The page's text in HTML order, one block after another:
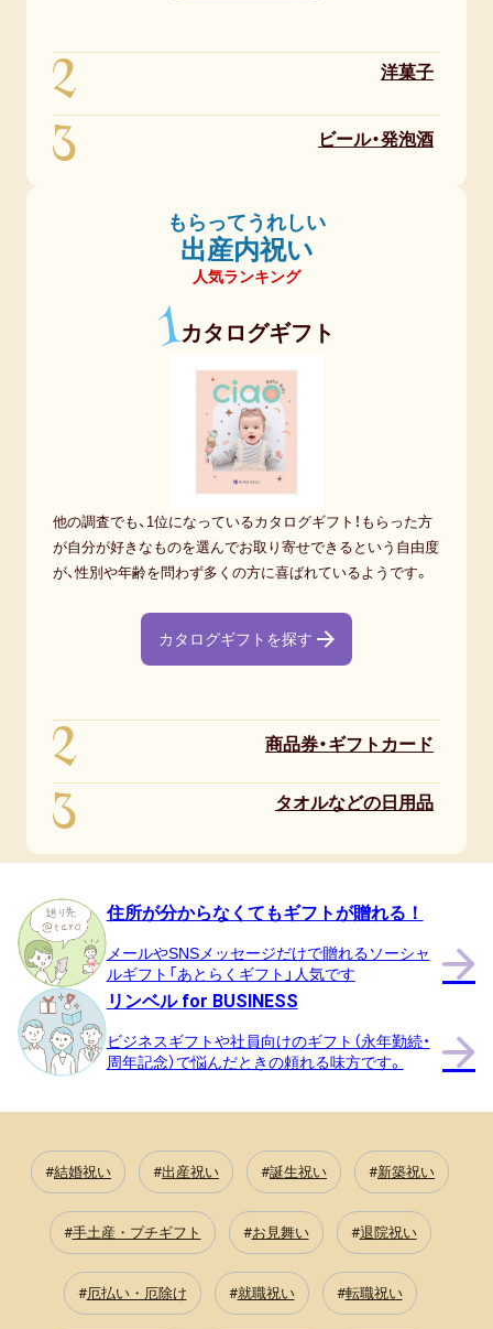
2 洋菓子
3 ビール・発泡酒
もらってうれしい
出産内祝い
人気ランキング
1カタログギフト
他の調査でも、1位になっているカタログギフト！もらった方
が自分が好きなものを選んでお取り寄せできるという自由度
が、性別や年齢を問わず多くの方に喜ばれているようです。
カタログギフトを探す
2 商品券・ギフトカード
3 タオルなどの日用品
住所が分からなくてもギフトが贈れる！
メールやSNSメッセージだけで贈れるソーシャ
ルギフト「あとらくギフト」人気です
リンベル for BUSINESS
ビジネスギフトや社員向けのギフト（永年勤続・
周年記念）で悩んだときの頼れる味方です。
結婚祝い 出産祝い 誕生祝い 新築祝い
手土産・プチギフト お見舞い 退院祝い
厄払い・厄除け 就職祝い 転職祝い